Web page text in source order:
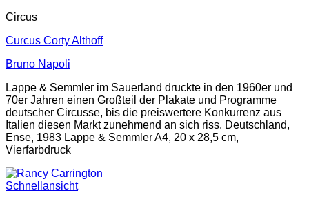
Circus
Curcus Corty Althoff
Bruno Napoli
Lappe & Semmler im Sauerland druckte in den 1960er und
70er Jahren einen Großteil der Plakate und Programme
deutscher Circusse, bis die preiswertere Konkurrenz aus
Italien diesen Markt zunehmend an sich riss. Deutschland,
Ense, 1983 Lappe & Semmler A4, 20 x 28,5 cm,
Vierfarbdruck
Schnellansicht